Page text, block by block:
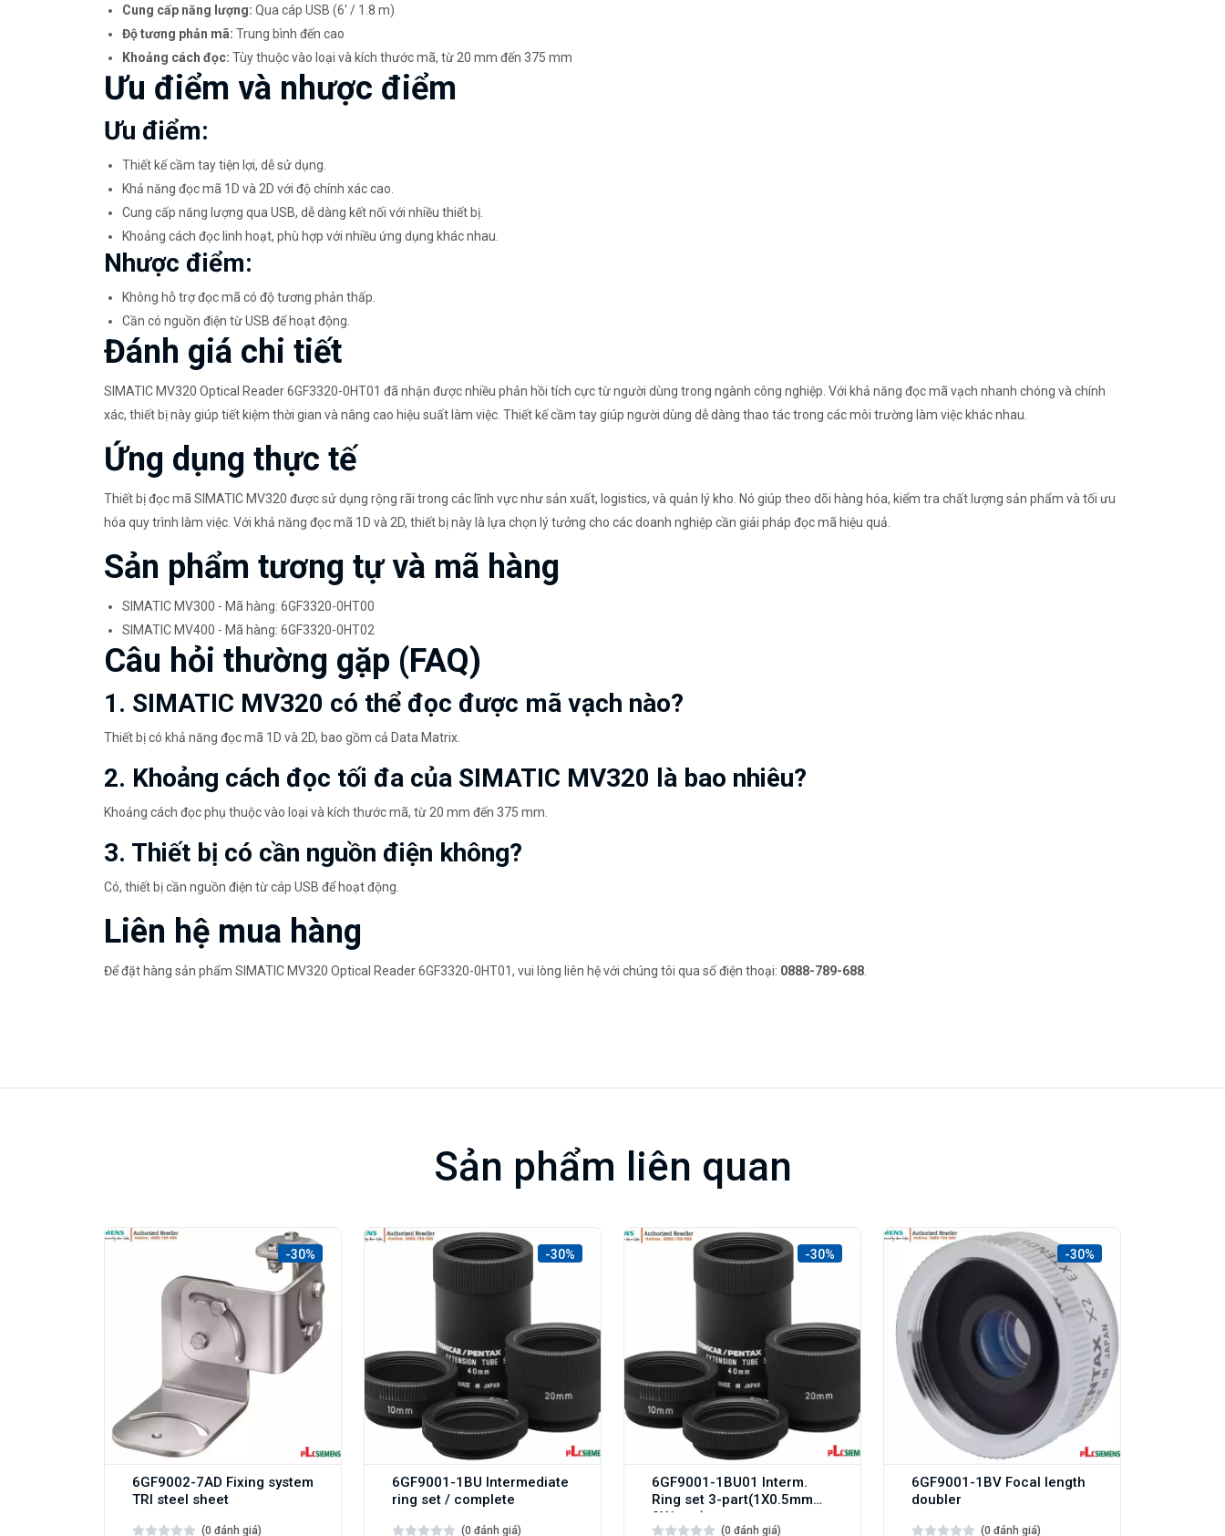
Cung cấp năng lượng: Qua cáp USB (6' / 1.8 m)
Độ tương phản mã: Trung bình đến cao
Khoảng cách đọc: Tùy thuộc vào loại và kích thước mã, từ 20 mm đến 375 mm
Ưu điểm và nhược điểm
Ưu điểm:
Thiết kế cầm tay tiện lợi, dễ sử dụng.
Khả năng đọc mã 1D và 2D với độ chính xác cao.
Cung cấp năng lượng qua USB, dễ dàng kết nối với nhiều thiết bị.
Khoảng cách đọc linh hoạt, phù hợp với nhiều ứng dụng khác nhau.
Nhược điểm:
Không hỗ trợ đọc mã có độ tương phản thấp.
Cần có nguồn điện từ USB để hoạt động.
Đánh giá chi tiết
SIMATIC MV320 Optical Reader 6GF3320-0HT01 đã nhận được nhiều phản hồi tích cực từ người dùng trong ngành công nghiệp. Với khả năng đọc mã vạch nhanh chóng và chính
xác, thiết bị này giúp tiết kiệm thời gian và nâng cao hiệu suất làm việc. Thiết kế cầm tay giúp người dùng dễ dàng thao tác trong các môi trường làm việc khác nhau.
Ứng dụng thực tế
Thiết bị đọc mã SIMATIC MV320 được sử dụng rộng rãi trong các lĩnh vực như sản xuất, logistics, và quản lý kho. Nó giúp theo dõi hàng hóa, kiểm tra chất lượng sản phẩm và tối ưu
hóa quy trình làm việc. Với khả năng đọc mã 1D và 2D, thiết bị này là lựa chọn lý tưởng cho các doanh nghiệp cần giải pháp đọc mã hiệu quả.
Sản phẩm tương tự và mã hàng
SIMATIC MV300 - Mã hàng: 6GF3320-0HT00
SIMATIC MV400 - Mã hàng: 6GF3320-0HT02
Câu hỏi thường gặp (FAQ)
1. SIMATIC MV320 có thể đọc được mã vạch nào?
Thiết bị có khả năng đọc mã 1D và 2D, bao gồm cả Data Matrix.
2. Khoảng cách đọc tối đa của SIMATIC MV320 là bao nhiêu?
Khoảng cách đọc phụ thuộc vào loại và kích thước mã, từ 20 mm đến 375 mm.
3. Thiết bị có cần nguồn điện không?
Có, thiết bị cần nguồn điện từ cáp USB để hoạt động.
Liên hệ mua hàng
Để đặt hàng sản phẩm SIMATIC MV320 Optical Reader 6GF3320-0HT01, vui lòng liên hệ với chúng tôi qua số điện thoại: 0888-789-688
Sản phẩm liên quan
-30%
6GF9002-7AD Fixing system
TRI steel sheet
(0 đánh giá)
-30%
6GF9001-1BU Intermediate
ring set / complete
(0 đánh giá)
-30%
6GF9001-1BU01 Interm.
Ring set 3-part(1X0.5mm
2X1mm)
(0 đánh giá)
-30%
6GF9001-1BV Focal length
doubler
(0 đánh giá)